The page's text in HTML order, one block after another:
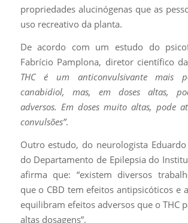
propriedades alucinógenas que as
uso recreativo da planta.
De acordo com um estudo do
Fabrício Pamplona, diretor científico
THC é um anticonvulsivante mais
canabidiol, mas, em doses altas,
adversos. Em doses muito altas, pode
convulsões”.
Outro estudo, do neurologista Eduardo
do Departamento de Epilepsia do
afirma que: “existem diversos
que o CBD tem efeitos antipsicóticos e
equilibram efeitos adversos que o THC
altas dosagens”.